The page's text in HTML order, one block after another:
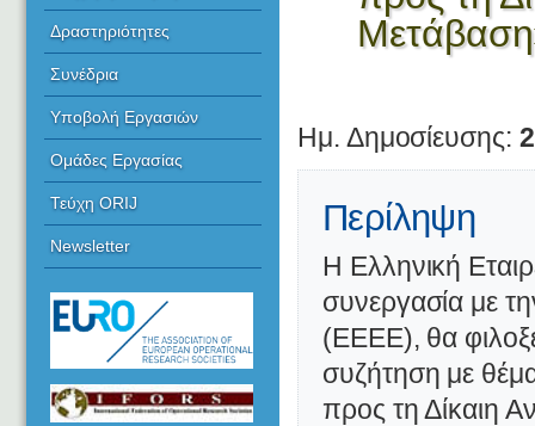
Δραστηριότητες
Συνέδρια
Υποβολή Εργασιών
Ομάδες Εργασίας
Τεύχη ORIJ
Newsletter
Ημ. Δημοσίευσης:
Περίληψη
Η Ελληνική
συνεργασία με
(EEEE), θα
συζήτηση με
προς τη Δίκαιη